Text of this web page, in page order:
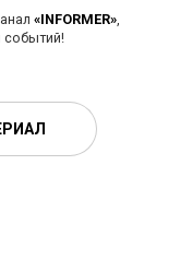
«INFORMER»,
событий!